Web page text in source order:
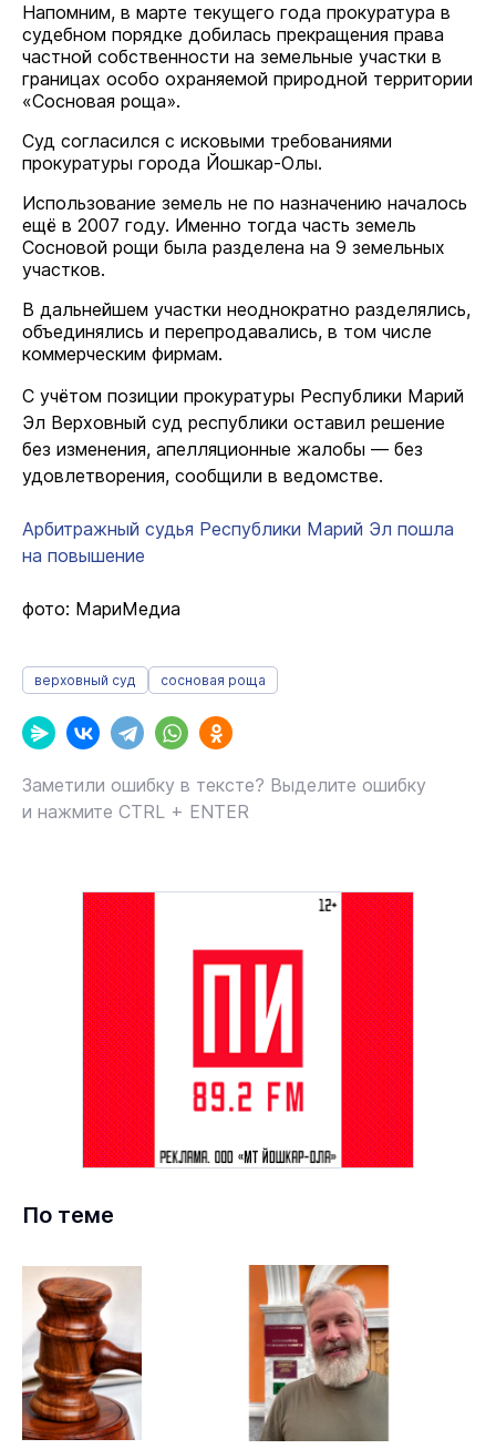
Напомним, в марте текущего года прокуратура в
судебном порядке добилась прекращения права
частной собственности на земельные участки в
границах особо охраняемой природной территории
«Сосновая роща».
Суд согласился с исковыми требованиями
прокуратуры города Йошкар-Олы.
Использование земель не по назначению началось
ещё в 2007 году. Именно тогда часть земель
Сосновой рощи была разделена на 9 земельных
участков.
В дальнейшем участки неоднократно разделялись,
объединялись и перепродавались, в том числе
коммерческим фирмам.
С учётом позиции прокуратуры Республики Марий
Эл Верховный суд республики оставил решение
без изменения, апелляционные жалобы — без
удовлетворения, сообщили в ведомстве.
Арбитражный судья Республики Марий Эл пошла
на повышение
фото: МариМедиа
верховный суд сосновая роща
Заметили ошибку в тексте? Выделите ошибку
и нажмите CTRL + ENTER
По теме